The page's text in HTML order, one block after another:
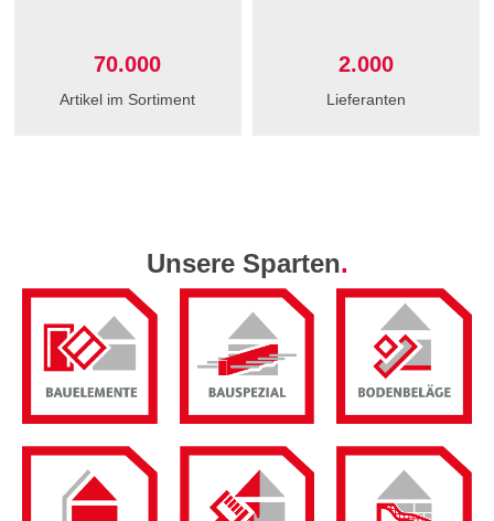
Artikel im Sortiment
70.000
Lieferanten
2.000
Unsere Sparten.